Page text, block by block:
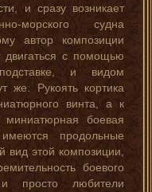
и сразу возникает
морского судна
автор композиции
двигаться с помощью
и видом
же. Рукоять кортика
винта, а к
миниатюрная боевая
продольные
вид этой композиции,
боевого
просто любители